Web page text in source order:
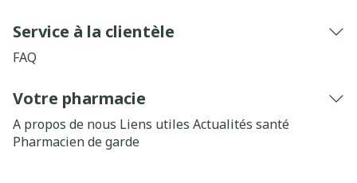
Service à la clientèle
FAQ
Votre pharmacie
A propos de nous Liens utiles Actualités santé
Pharmacien de garde